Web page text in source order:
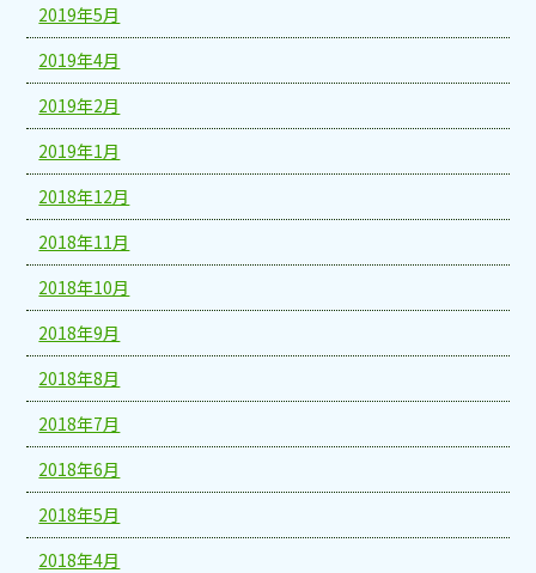
2019年5月
2019年4月
2019年2月
2019年1月
2018年12月
2018年11月
2018年10月
2018年9月
2018年8月
2018年7月
2018年6月
2018年5月
2018年4月